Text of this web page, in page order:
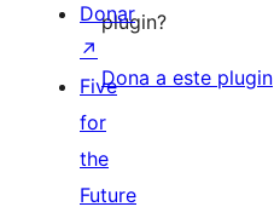
plugin?
Dona a este plugin
Donar
↗
Five
for
the
Future